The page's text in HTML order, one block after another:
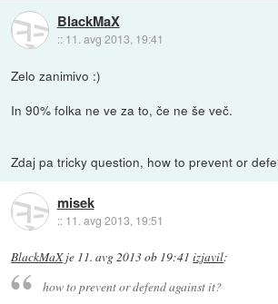
BlackMaX
:: 11. avg 2013, 19:41
Zelo zanimivo :)
In 90% folka ne ve za to, če ne še več.
Zdaj pa tricky question, how to prevent or
misek
:: 11. avg 2013, 19:51
BlackMaXje 11. avg 2013 ob 19:41 izjavil:
how to prevent or defend against it?